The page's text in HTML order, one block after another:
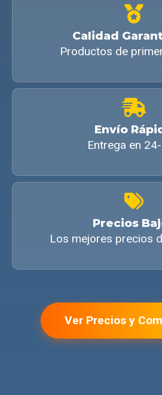
Calidad
Productos de
Envío
Entrega en
Precios
Los mejores precios
Ver Precios y